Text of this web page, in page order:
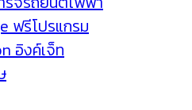
ฟรีโปรแกรม
อิงค์เจ็ท